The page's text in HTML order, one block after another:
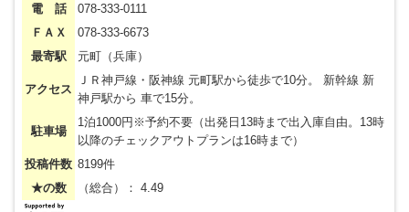
電 話
078-333-0111
ＦＡＸ
078-333-6673
最寄駅
元町（兵庫）
アクセス
ＪＲ神戸線・阪神線 元町駅から徒歩で10分。 新幹線 新
神戸駅から 車で15分。
駐車場
1泊1000円※予約不要（出発日13時まで出入庫自由。13時
以降のチェックアウトプランは16時まで）
投稿件数 8199件
★の数
（総合）： 4.49